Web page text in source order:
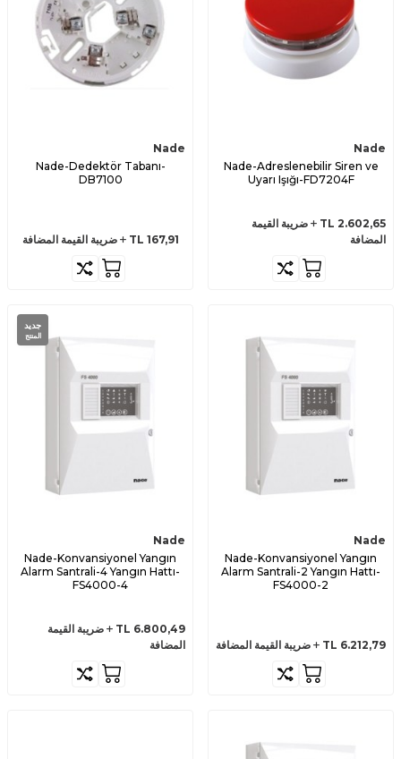
Nade
Nade-Adreslenebilir Siren ve
Uyarı Işığı-FD7204F
2.602,65
ضريبة القيمة
المضافة
Nade
Nade-Dedektör Tabanı-
DB7100
167,91 ضريبة القيمة المضافة
Nade
Nade-Konvansiyonel Yangın
Alarm Santrali-2 Yangın Hattı-
FS4000-2
6.212,79 ضريبة القيمة المضافة
جديد
المنتج
Nade
Nade-Konvansiyonel Yangın
Alarm Santrali-4 Yangın Hattı-
FS4000-4
6.800,49
ضريبة القيمة
المضافة